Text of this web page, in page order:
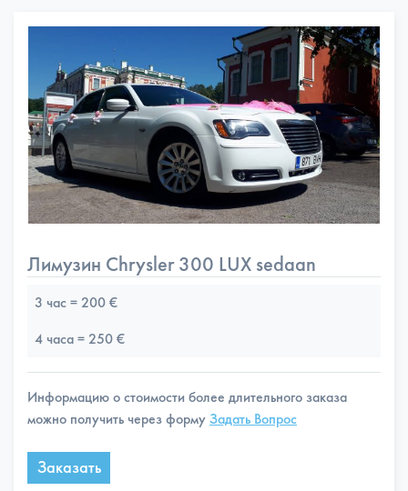
Лимузин Chrysler 300 LUX sedaan
3 час = 200 €
4 часа = 250 €
Информацию о стоимости более длительного заказа
можно получить через формуЗадать Вопрос
Заказать